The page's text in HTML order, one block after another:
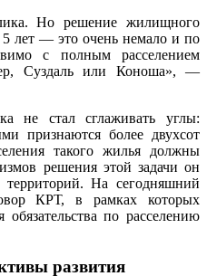
Но решение жилищного
5 лет — это очень немало и по
с полным расселением
Суздаль или Коноша», —
не стал сглаживать углы:
признаются более двухсот
такого жилья должны
решения этой задачи он
территорий. На сегодняшний
КРТ, в рамках которых
по расселению
развития